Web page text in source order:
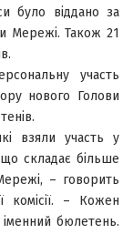
було віддано за
Мережі. Також 21
участь
нового Голови
взяли участь у
складає більше
– говорить
комісії. – Кожен
бюлетень.